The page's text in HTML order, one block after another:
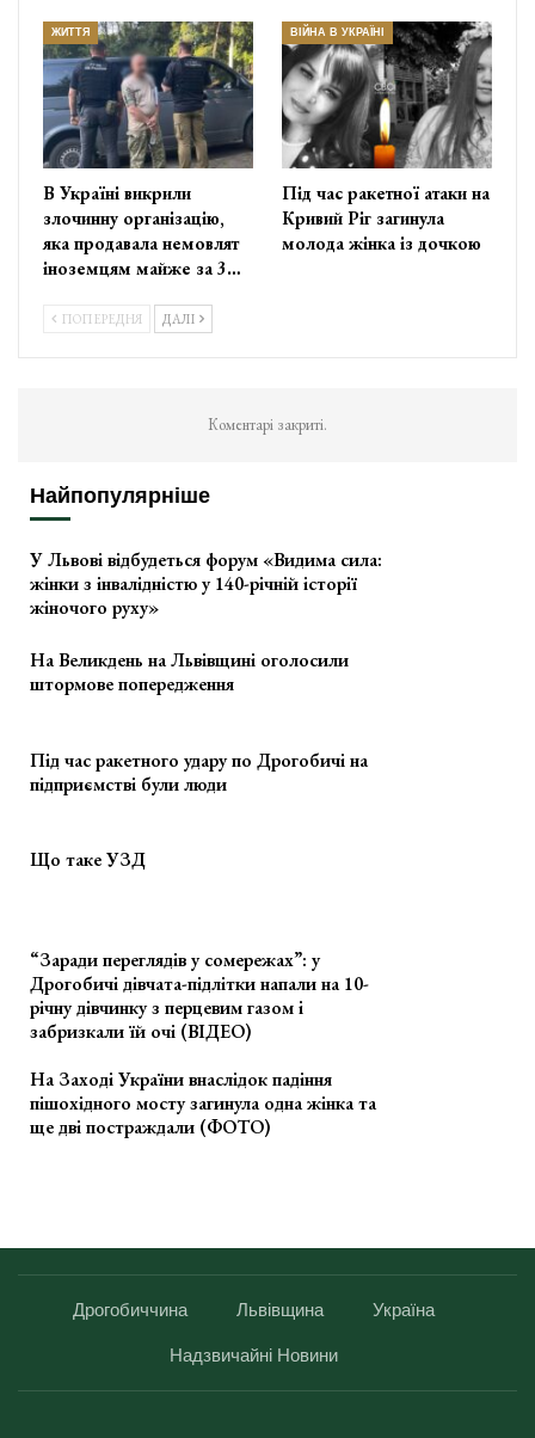
ЖИТТЯ
В Україні викрили
злочинну організацію,
яка продавала немовлят
іноземцям майже за 3…
ВІЙНА В УКРАЇНІ
Під час ракетної атаки на
Кривий Ріг загинула
молода жінка із дочкою
ПОПЕРЕДНЯ ДАЛІ
Коментарі закриті.
Найпопулярніше
У Львові відбудеться форум «Видима сила:
жінки з інвалідністю у 140-річній історії
жіночого руху»
На Великдень на Львівщині оголосили
штормове попередження
Під час ракетного удару по Дрогобичі на
підприємстві були люди
Що таке УЗД
“Заради переглядів у сомережах”: у
Дрогобичі дівчата-підлітки напали на 10-
річну дівчинку з перцевим газом і
забризкали їй очі (ВІДЕО)
На Заході України внаслідок падіння
пішохідного мосту загинула одна жінка та
ще дві постраждали (ФОТО)
Дрогобиччина Львівщина Україна
Надзвичайні Новини